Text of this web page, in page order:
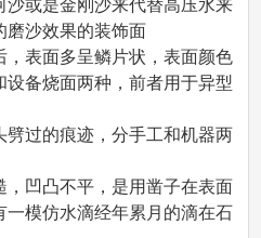
或是金刚沙来代替高压水来
磨沙效果的装饰面
表面多呈鳞片状，表面颜色
备烧面两种，前者用于异型
过的痕迹，分手工和机器两
凹凸不平，是用凿子在表面
一模仿水滴经年累月的滴在石